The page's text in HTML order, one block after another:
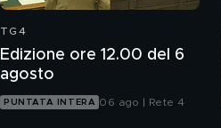
TG4
Edizione ore 12.00 del 6
agosto
PUNTATA INTERA 06 ago | Rete 4